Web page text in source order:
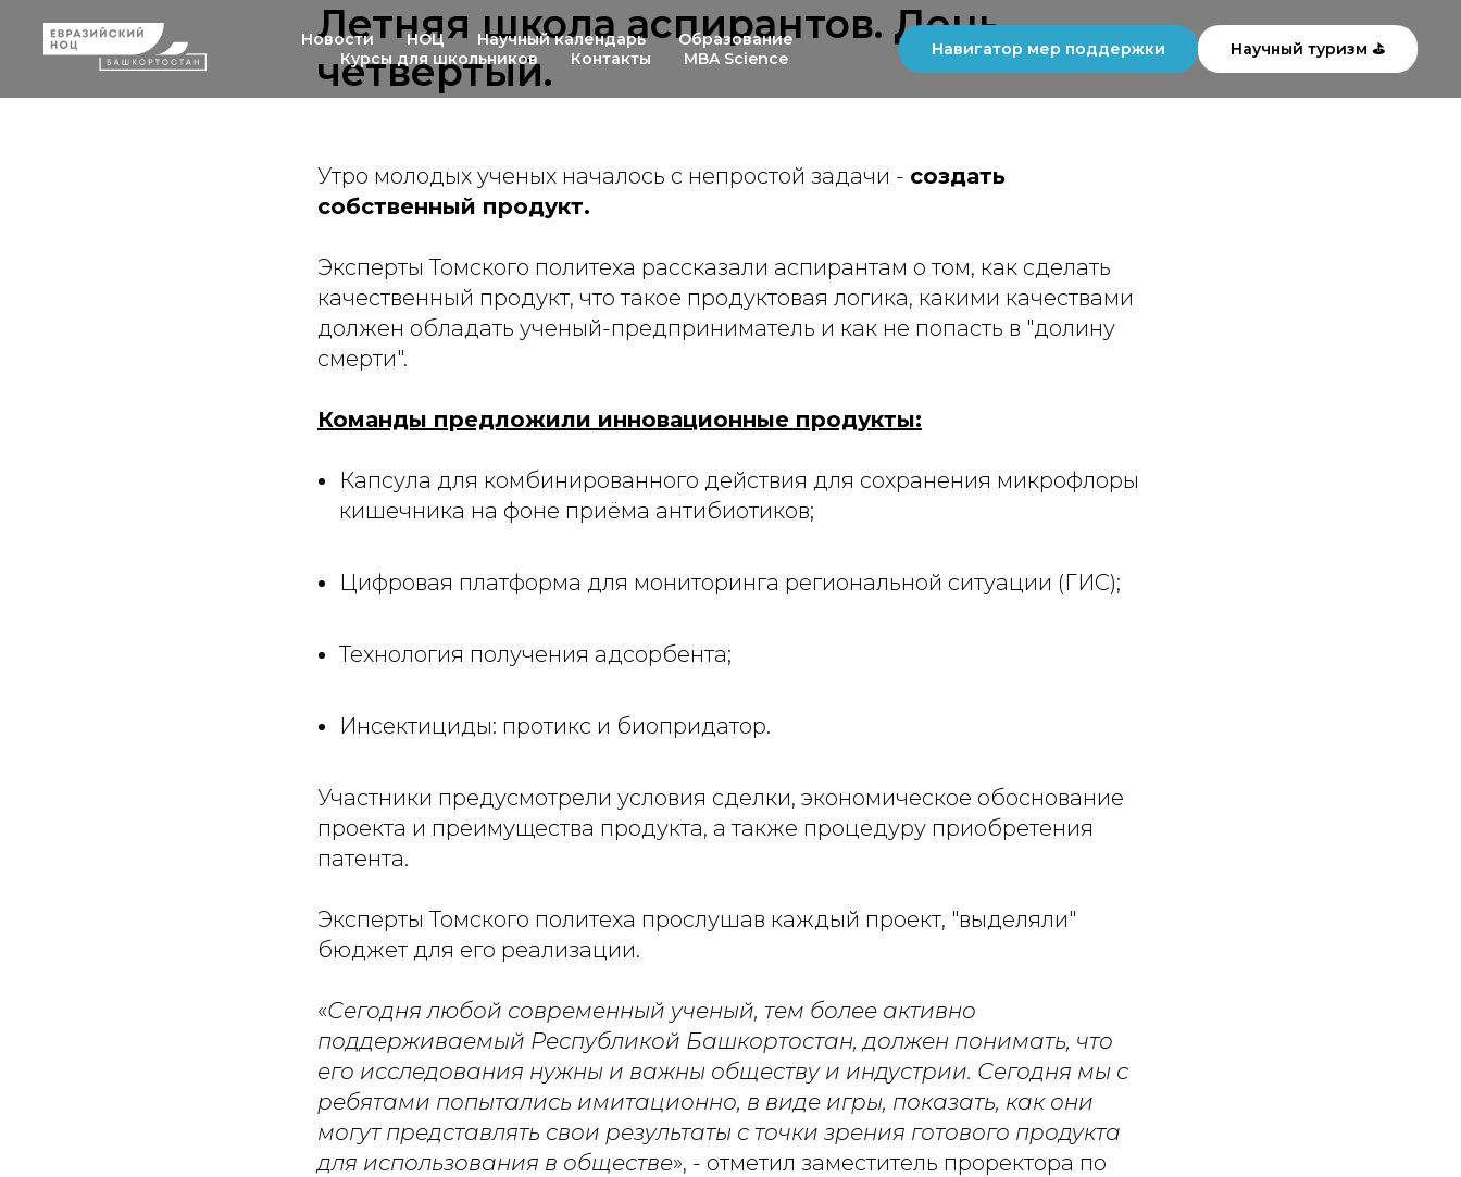
Новости НОЦ Научный календарь
Образование
Курсы для школьников
Контакты MBA Science
Навигатор мер поддержки Научный туризм ⛳
Летняя школа аспирантов. День
четвертый.
Утро молодых ученых началось с непростой задачи - создать
собственный продукт.
Эксперты Томского политеха рассказали аспирантам о том, как сделать
качественный продукт, что такое продуктовая логика, какими качествами
должен обладать ученый-предприниматель и как не попасть в "долину
смерти".
Команды предложили инновационные продукты:
Капсула для комбинированного действия для сохранения микрофлоры
кишечника на фоне приёма антибиотиков;
Цифровая платформа для мониторинга региональной ситуации (ГИС);
Технология получения адсорбента;
Инсектициды: протикс и биопридатор.
Участники предусмотрели условия сделки, экономическое обоснование
проекта и преимущества продукта, а также процедуру приобретения
патента.
Эксперты Томского политеха прослушав каждый проект, "выделяли"
бюджет для его реализации.
«Сегодня любой современный ученый, тем более активно
поддерживаемый Республикой Башкортостан, должен понимать, что
его исследования нужны и важны обществу и индустрии. Сегодня мы с
ребятами попытались имитационно, в виде игры, показать, как они
могут представлять свои результаты с точки зрения готового продукта
для использования в обществе», - отметил заместитель проректора по